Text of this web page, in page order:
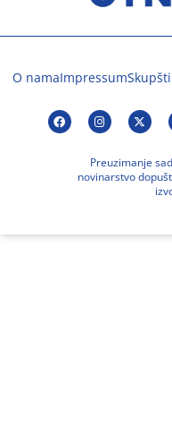
O namaImpressum
Preuzimanje
novinarstvo